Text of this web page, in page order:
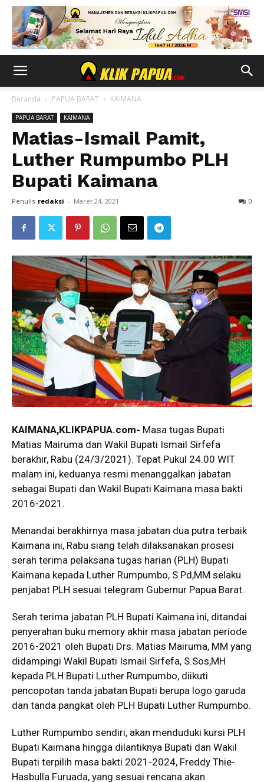
Beranda PAPUA BARAT KAIMANA
PAPUA BARAT KAIMANA
Matias-Ismail Pamit,
Luther Rumpumbo PLH
Bupati Kaimana
Penulis redaksi - Maret 24, 2021 0
KAIMANA,KLIKPAPUA.com- Masa tugas Bupati
Matias Mairuma dan Wakil Bupati Ismail Sirfefa
berakhir, Rabu (24/3/2021). Tepat Pukul 24.00 WIT
malam ini, keduanya resmi menanggalkan jabatan
sebagai Bupati dan Wakil Bupati Kaimana masa bakti
2016-2021.
Menandai berakhirnya masa jabatan dua putra terbaik
Kaimana ini, Rabu siang telah dilaksanakan prosesi
serah terima pelaksana tugas harian (PLH) Bupati
Kaimana kepada Luther Rumpumbo, S.Pd,MM selaku
penjabat PLH sesuai telegram Gubernur Papua Barat.
Serah terima jabatan PLH Bupati Kaimana ini, ditandai
penyerahan buku memory akhir masa jabatan periode
2016-2021 oleh Bupati Drs. Matias Mairuma, MM yang
didampingi Wakil Bupati Ismail Sirfefa, S.Sos,MH
kepada PLH Bupati Luther Rumpumbo, diikuti
pencopotan tanda jabatan Bupati berupa logo garuda
dan tanda pangkat oleh PLH Bupati Luther Rumpumbo.
Luther Rumpumbo sendiri, akan menduduki kursi PLH
Bupati Kaimana hingga dilantiknya Bupati dan Wakil
Bupati terpilih masa bakti 2021-2024, Freddy Thie-
Hasbulla Furuada, yang sesuai rencana akan